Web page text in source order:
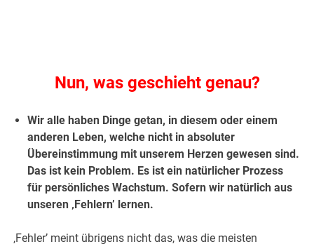
Nun, was geschieht genau?
Wir alle haben Dinge getan, in diesem oder einem
anderen Leben, welche nicht in absoluter
Übereinstimmung mit unserem Herzen gewesen sind.
Das ist kein Problem. Es ist ein natürlicher Prozess
für persönliches Wachstum. Sofern wir natürlich aus
unseren ‚Fehlern’ lernen.
‚Fehler’ meint übrigens nicht das, was die meisten